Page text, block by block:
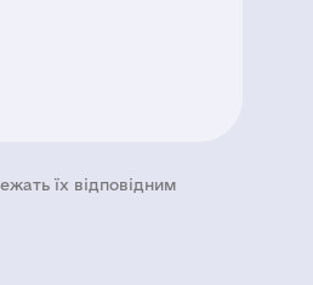
їх відповідним